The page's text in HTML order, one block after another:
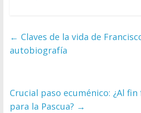
← Claves de la vida de
autobiografía
Crucial paso ecuménico: ¿Al
para la Pascua? →